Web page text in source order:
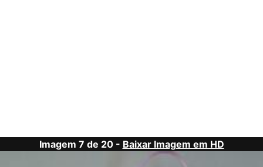
Imagem 7 de 20 - Baixar Imagem em HD